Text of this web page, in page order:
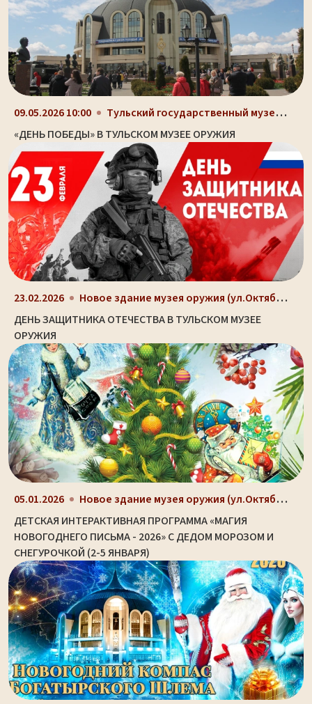
09.05.2026 10:00 Тульский государственный музей оружия, здание-шлем...
«ДЕНЬ ПОБЕДЫ» В ТУЛЬСКОМ МУЗЕЕ ОРУЖИЯ
23.02.2026 Новое здание музея оружия (ул.Октябрьская, д. 2)
ДЕНЬ ЗАЩИТНИКА ОТЕЧЕСТВА В ТУЛЬСКОМ МУЗЕЕ
ОРУЖИЯ
05.01.2026 Новое здание музея оружия (ул.Октябрьская, д. 2)
ДЕТСКАЯ ИНТЕРАКТИВНАЯ ПРОГРАММА «МАГИЯ
НОВОГОДНЕГО ПИСЬМА - 2026» С ДЕДОМ МОРОЗОМ И
СНЕГУРОЧКОЙ (2-5 ЯНВАРЯ)